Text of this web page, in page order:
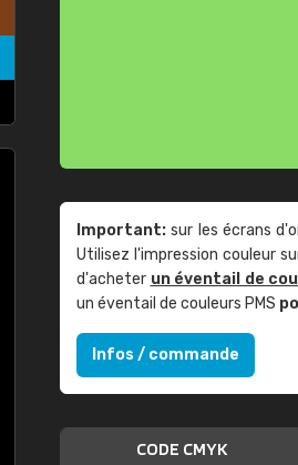
Important: sur les écrans
Utilisez l'impression couleur
d'acheter un éventail de
un éventail de couleurs PMS
Infos / commande
CODE CMYK